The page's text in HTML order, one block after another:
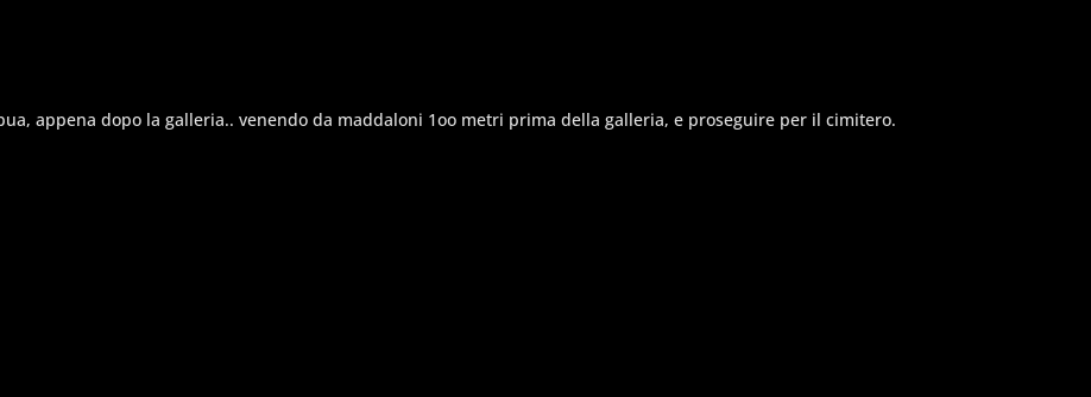
appena dopo la galleria.. venendo da maddaloni 1oo metri prima della galleria, e proseguire per il cimitero.